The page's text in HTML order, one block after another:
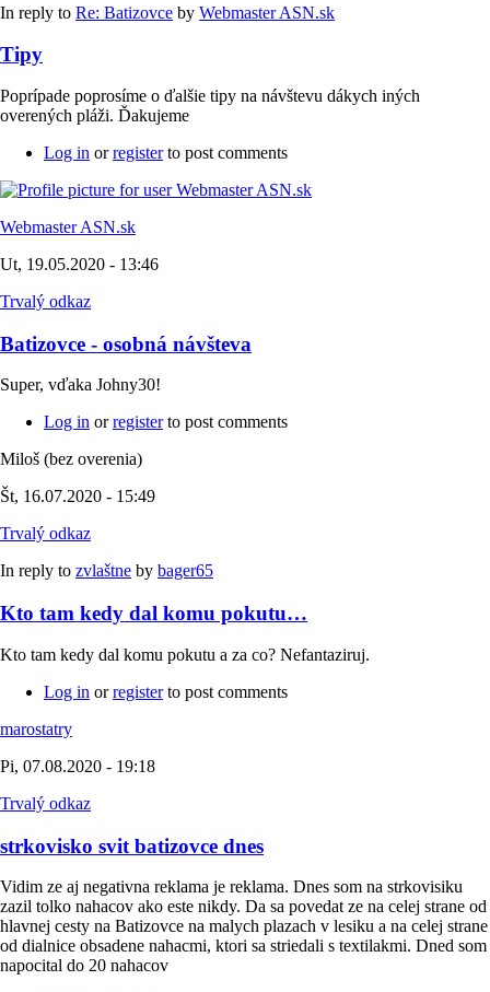
In reply to Re: Batizovce by Webmaster ASN.sk
Tipy
Poprípade poprosíme o ďalšie tipy na návštevu dákych iných
overených pláži. Ďakujeme
Log in orregisterto post comments
Webmaster ASN.sk
Ut, 19.05.2020 - 13:46
Trvalý odkaz
Batizovce - osobná návšteva
Super, vďaka Johny30!
Log in orregisterto post comments
Miloš (bez overenia)
Št, 16.07.2020 - 15:49
Trvalý odkaz
In reply to zvlaštne by bager65
Kto tam kedy dal komu pokutu…
Kto tam kedy dal komu pokutu a za co? Nefantaziruj.
Log in orregisterto post comments
marostatry
Pi, 07.08.2020 - 19:18
Trvalý odkaz
strkovisko svit batizovce dnes
Vidim ze aj negativna reklama je reklama. Dnes som na strkovisiku
zazil tolko nahacov ako este nikdy. Da sa povedat ze na celej strane od
hlavnej cesty na Batizovce na malych plazach v lesiku a na celej strane
od dialnice obsadene nahacmi, ktori sa striedali s textilakmi. Dned som
napocital do 20 nahacov